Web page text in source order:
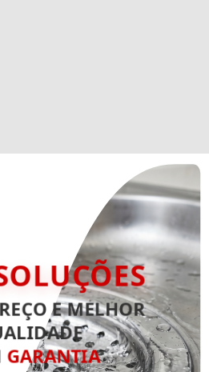
E MELHOR
GARANTIA